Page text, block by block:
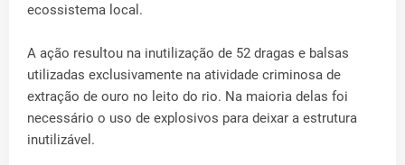
ecossistema local.
A ação resultou na inutilização de 52 dragas e balsas
utilizadas exclusivamente na atividade criminosa de
extração de ouro no leito do rio. Na maioria delas foi
necessário o uso de explosivos para deixar a estrutura
inutilizável.